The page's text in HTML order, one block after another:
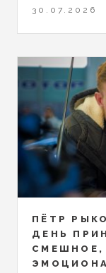
30.07.2026
ПЁТР
ДЕНЬ